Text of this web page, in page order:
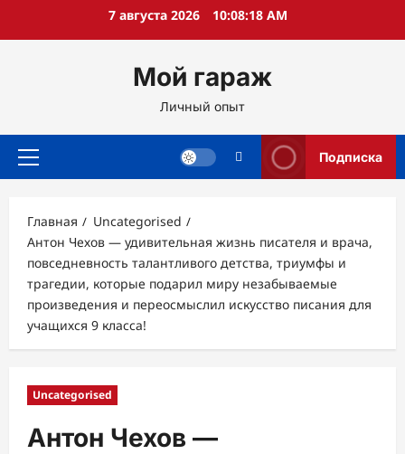
7 августа 2026 10:08:19 AM
Мой гараж
Личный опыт
Основное
Подписка
Главная
Uncategorised
Антон Чехов — удивительная жизнь писателя и врача,
повседневность талантливого детства, триумфы и
трагедии, которые подарил миру незабываемые
произведения и переосмыслил искусство писания для
учащихся 9 класса!
Uncategorised
Антон Чехов —